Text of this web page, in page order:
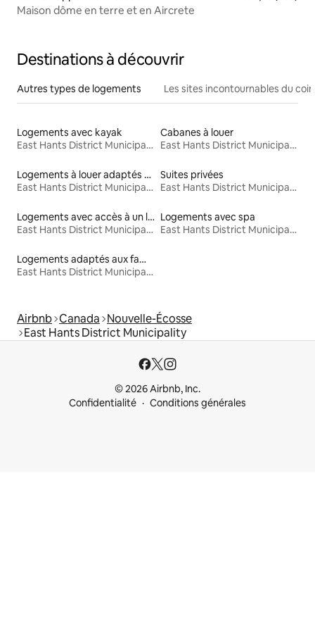
Maison dôme en terre et en Aircrete
Destinations à découvrir
Autres types de logements Les sites incontournables du coin
Logements avec kayak
East Hants District Municipality
Cabanes à louer
East Hants District Municipality
Logements à louer adaptés aux animaux
East Hants District Municipality
Suites privées
East Hants District Municipality
Logements avec accès à un lac
East Hants District Municipality
Logements avec spa
East Hants District Municipality
Logements adaptés aux familles à louer
East Hants District Municipality
Airbnb Canada Nouvelle-Écosse
East Hants District Municipality
© 2026 Airbnb, Inc.
Confidentialité
Conditions générales